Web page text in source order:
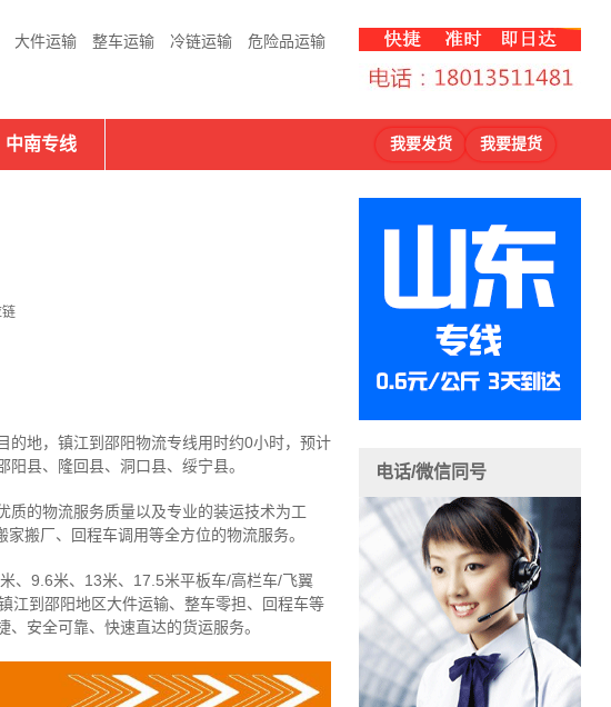
大件运输 整车运输 冷链运输 危险品运输
中南专线 我要发货 我要提货
的地，镇江到邵阳物流专线用时约0小时，预计
县、隆回县、洞口县、绥宁县。
质的物流服务质量以及专业的装运技术为工
搬厂、回程车调用等全方位的物流服务。
、9.6米、13米、17.5米平板车/高栏车/飞翼
江到邵阳地区大件运输、整车零担、回程车等
安全可靠、快速直达的货运服务。
电话/微信同号